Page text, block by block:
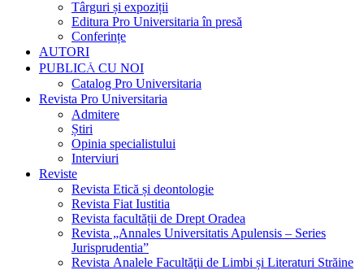
Târguri și expoziții
Editura Pro Universitaria în presă
Conferințe
AUTORI
PUBLICĂ CU NOI
Catalog Pro Universitaria
Revista Pro Universitaria
Admitere
Știri
Opinia specialistului
Interviuri
Reviste
Revista Etică și deontologie
Revista Fiat Iustitia
Revista facultății de Drept Oradea
Revista „Annales Universitatis Apulensis – Series
Jurisprudentia”
Revista Analele Facultăţii de Limbi și Literaturi Străine